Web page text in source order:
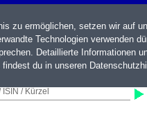
/ Kürzel
zu ermöglichen, setzen wir auf
Technologien verwenden
Detaillierte Informationen
du in unseren